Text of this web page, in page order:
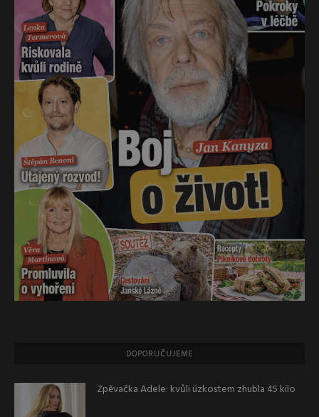
DOPORUČUJEME
Zpěvačka Adele: kvůli úzkostem zhubla 45 kilo